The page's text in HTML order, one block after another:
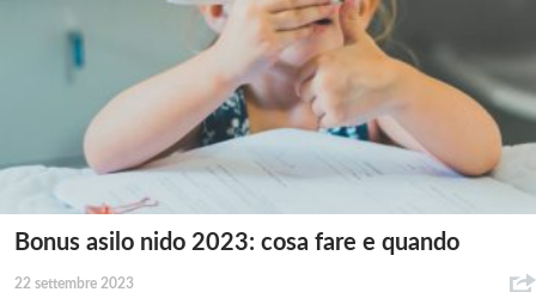
Bonus asilo nido 2023: cosa fare e quando
22 settembre 2023